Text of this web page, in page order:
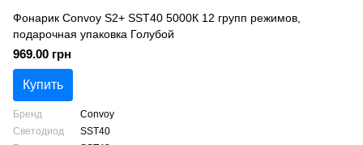
Фонарик Convoy S2+ SST40 5000К 12 групп режимов,
подарочная упаковка Голубой
969.00 грн
Купить
Бренд
Convoy
Светодиод
SST40